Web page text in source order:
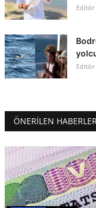
Editör
Editör
ÖNERILEN